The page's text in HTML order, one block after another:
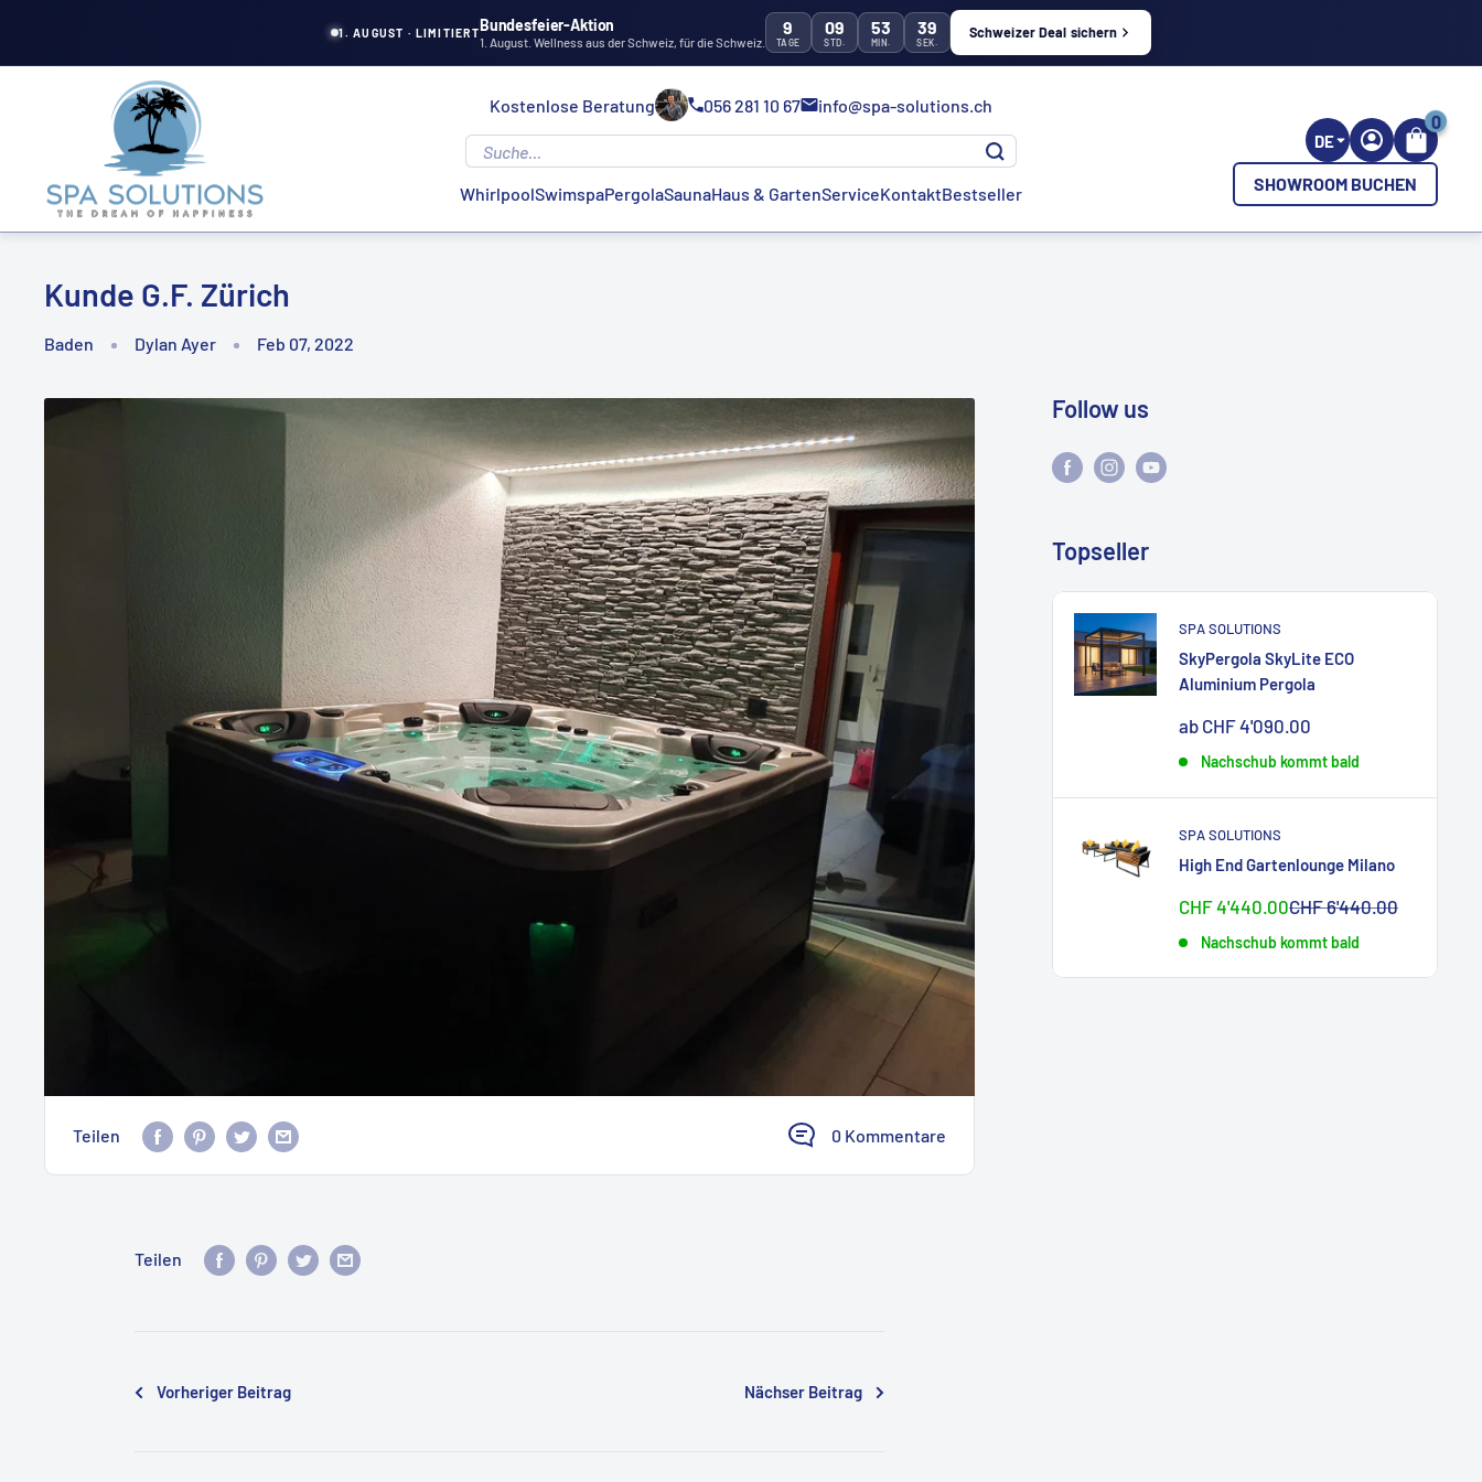
1. AUGUST · LIMITIERTBundesfeier-Aktion
1. August. Wellness aus der Schweiz, für die Schweiz.
9
TAGE
09
STD.
53
MIN.
39
SEK.
Schweizer Deal sichern
Solutions
Kostenlose Beratung 056 281 10 67 info@spa-solutions.ch
WhirlpoolSwimspaPergolaSaunaHaus & GartenServiceKontaktBestseller
DE
0
SHOWROOM BUCHEN
Kunde G.F. Zürich
Baden Dylan Ayer Feb 07, 2022
Teilen 0 Kommentare
Teilen
Vorheriger Beitrag Nächser Beitrag
Follow us
Topseller
SPA SOLUTIONS
SkyPergola SkyLite ECO
Aluminium Pergola
Sonderpreis
ab CHF 4'090.00
Nachschub kommt bald
SPA SOLUTIONS
High End Gartenlounge Milano
Sonderpreis
CHF 4'440.00Normalpreis
CHF 6'440.00
Nachschub kommt bald